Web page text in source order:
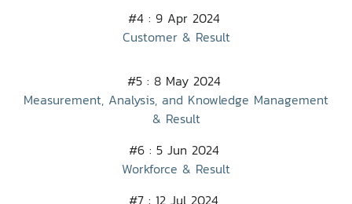
#4 : 9 Apr 2024
Customer & Result
#5 : 8 May 2024
Measurement, Analysis, and Knowledge Management
& Result
#6 : 5 Jun 2024
Workforce & Result
#7 : 12 Jul 2024